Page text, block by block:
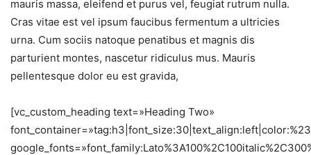
mauris massa, eleifend et purus vel, feugiat rutrum nulla.
Cras vitae est vel ipsum faucibus fermentum a ultricies
urna. Cum sociis natoque penatibus et magnis dis
parturient montes, nascetur ridiculus mus. Mauris
pellentesque dolor eu est gravida,
[vc_custom_heading text=»Heading Two»